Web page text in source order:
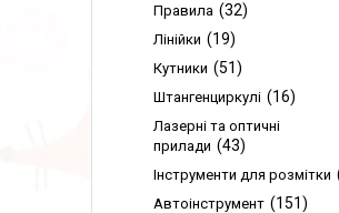
Правила 32
Лінійки 19
Кутники 51
Штангенциркулі 16
Лазерні та оптичні
прилади
43
Інструменти для розмітки
Автоінструмент 151